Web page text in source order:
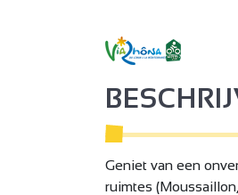
Geniet van een
ruimtes